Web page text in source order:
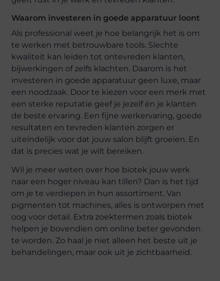
Waarom investeren in goede apparatuur loont
Als professional weet je hoe belangrijk het is om
te werken met betrouwbare tools. Slechte
kwaliteit kan leiden tot ontevreden klanten,
bijwerkingen of zelfs klachten. Daarom is het
investeren in goede apparatuur geen luxe, maar
een noodzaak. Door te kiezen voor een merk met
een sterke reputatie geef je jezelf én je klanten
de beste ervaring. Een fijne werkervaring, goede
resultaten en tevreden klanten zorgen er
uiteindelijk voor dat jouw salon blijft groeien. En
dat is precies wat je wilt bereiken.
Wil je meer weten over hoe biotek jouw werk
naar een hoger niveau kan tillen? Dan is het tijd
om je te verdiepen in hun assortiment. Van
pigmenten tot machines, alles is ontworpen met
oog voor detail. Extra zoektermen zoals biotek
helpen je bovendien om online beter gevonden
te worden. Zo haal je niet alleen het beste uit je
behandelingen, maar ook uit je zichtbaarheid.